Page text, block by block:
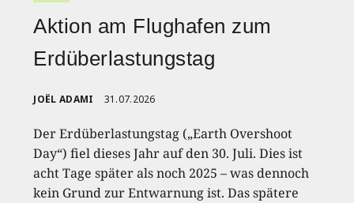
Aktion am Flughafen zum
Erdüberlastungstag
JOËL ADAMI 31.07.2026
Der Erdüberlastungstag („Earth Overshoot
Day“) fiel dieses Jahr auf den 30. Juli. Dies ist
acht Tage später als noch 2025 – was dennoch
kein Grund zur Entwarnung ist. Das spätere